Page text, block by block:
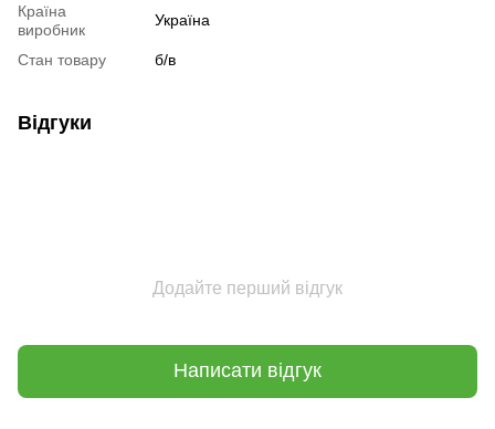
Країна
виробник
Україна
Стан товару б/в
Відгуки
Додайте перший відгук
Написати відгук